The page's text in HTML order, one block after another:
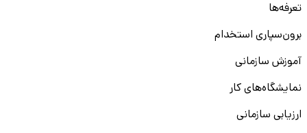
تعرفه‌ها
برون‌سپاری استخدام
آموزش سازمانی
نمایشگاه‌های کار
ارزیابی سازمانی